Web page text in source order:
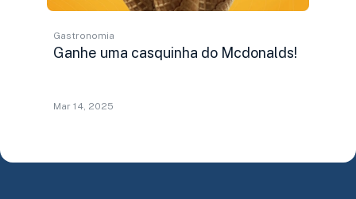
Gastronomia
Ganhe uma casquinha do Mcdonalds!
Mar 14, 2025